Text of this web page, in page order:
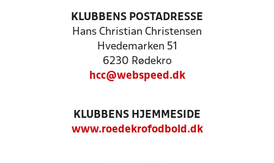
KLUBBENS POSTADRESSE
Hans Christian Christensen
Hvedemarken 51
6230 Rødekro
hcc@webspeed.dk
KLUBBENS HJEMMESIDE
www.roedekrofodbold.dk